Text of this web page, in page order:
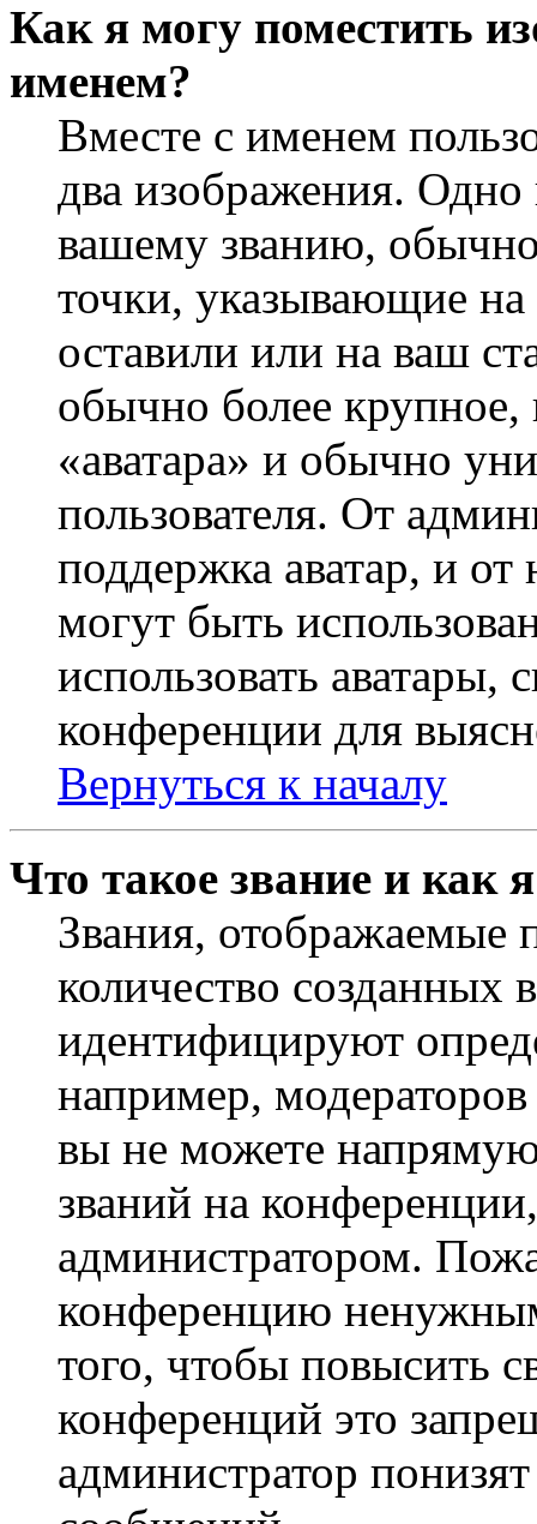
Как я могу поместить
именем?
Вместе с именем
два изображения.
вашему званию, обычно
точки, указывающие
оставили или на ваш
обычно более крупное,
«аватара» и обычно
пользователя. От
поддержка аватар, и от
могут быть
использовать аватары,
конференции для
Вернуться к началу
Что такое звание и как
Звания,
количество
идентифицируют
например,
вы не можете
званий на
администратором.
конференцию
того, чтобы повысить
конференций это
администратор